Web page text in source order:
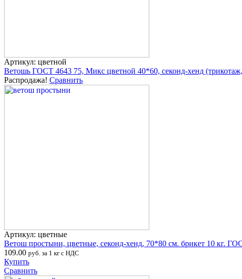
Артикул: цветной
Ветошь ГОСТ 4643 75, Микс цветной 40*60, секонд-хенд
Распродажа! Сравнить
Артикул: цветные
Ветош простыни, цветные, секонд-хенд, 70*80 см. брикет 10 кг.
109.00 руб. за 1 кг с НДС
Купить
Сравнить